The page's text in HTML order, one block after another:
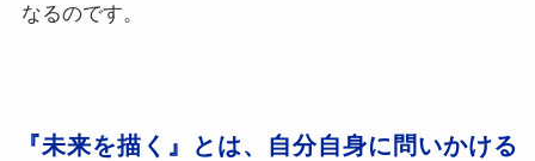
なるのです。
『未来を描く』とは、自分自身に問いかける